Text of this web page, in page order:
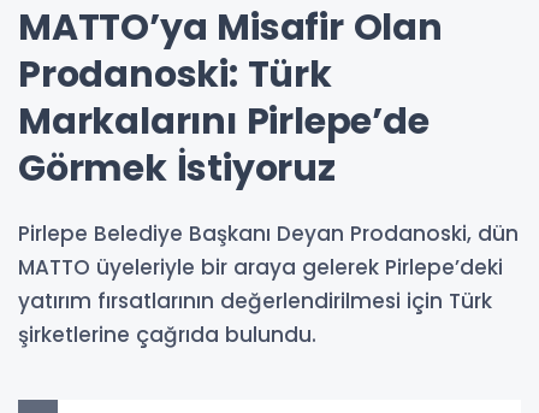
MATTO’ya Misafir Olan
Prodanoski: Türk
Markalarını Pirlepe’de
Görmek İstiyoruz
Pirlepe Belediye Başkanı Deyan Prodanoski, dün
MATTO üyeleriyle bir araya gelerek Pirlepe’deki
yatırım fırsatlarının değerlendirilmesi için Türk
şirketlerine çağrıda bulundu.